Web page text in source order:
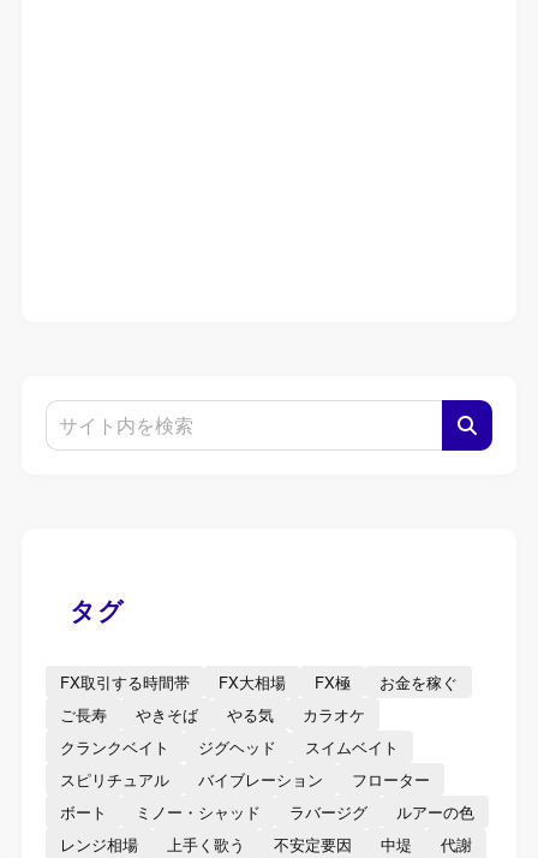
タグ
FX取引する時間帯 FX大相場 FX極
お金を稼ぐ
ご長寿
やきそば やる気
カラオケ
クランクベイト
ジグヘッド
スイムベイト
スピリチュアル
バイブレーション
フローター
ボート
ミノー・シャッド ラバージグ
ルアーの色
レンジ相場
上手く歌う 不安定要因 中堤
代謝